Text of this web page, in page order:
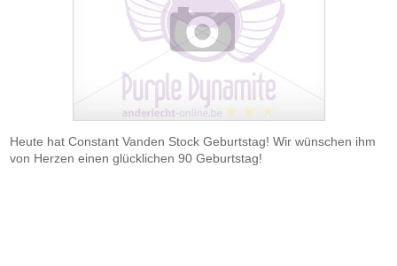
Heute hat Constant Vanden Stock Geburtstag! Wir wünschen ihm
von Herzen einen glücklichen 90 Geburtstag!